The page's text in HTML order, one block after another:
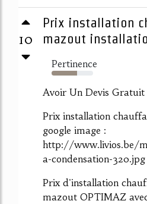
10
Prix installation
mazout
Pertinence
62%
Avoir Un Devis
Prix installation
google image :
http://www.livios.be/
a-condensation-320.jpg
Prix d'installation
mazout OPTIMAZ